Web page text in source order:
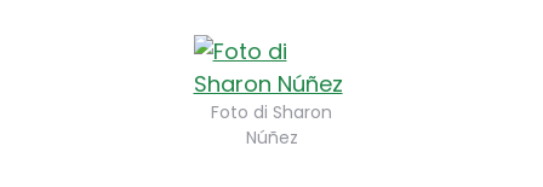
Foto di Sharon
Núñez